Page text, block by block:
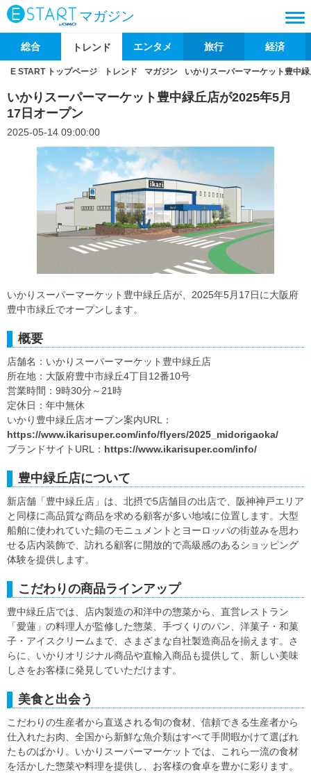
マガジン
総合 トレンド エンタメ 旅行 経済
E START トップページ トレンド マガジン いかりスーパーマーケット豊中
いかりスーパーマーケット豊中緑丘店が2025年5月
17日オープン
2025-05-14 09:00:00
いかりスーパーマーケット豊中緑丘店が、2025年5月17日に大阪府
豊中市緑丘でオープンします。
概要
店舗名：いかりスーパーマーケット豊中緑丘店
所在地：大阪府豊中市緑丘4丁目12番10号
営業時間：9時30分～21時
定休日：年中無休
いかり豊中緑丘店オープン案内URL：
https://www.ikarisuper.com/info/flyers/2025_midorigaoka/
ブランドサイトURL： https://www.ikarisuper.com/info/
豊中緑丘店について
新店舗「豊中緑丘店」は、北摂で5店舗目の出店で、阪神神戸エリア
と同様に高品質な商品を求める顧客が多い地域に位置します。大型
船舶に使われていた錨のモニュメントとヨーロッパの街並みを思わ
せる店内装飾で、訪れる顧客に開放的で高級感のあるショッピング
体験を提供します。
こだわりの商品ラインアップ
豊中緑丘店では、店内製造の和洋中の惣菜から、直営レストラン
「愛蓮」の料理人が監修した惣菜、手づくりのパン、洋菓子・和菓
子・アイスクリームまで、さまざまな自社製造商品を揃えます。さ
らに、いかりオリジナル商品や直輸入商品も提供して、新しい美味
しさをお客様に発見していただけます。
美食と出会う
こだわりの生産者から直送される旬の食材、信頼できる生産者から
仕入れたお肉、全国から新鮮な魚介類はすべて手間暇かけて選ばれ
たものばかり。いかりスーパーマーケットでは、これら一流の食材
を活かした惣菜や料理を提供し、お客様の食卓を豊かに彩ります。